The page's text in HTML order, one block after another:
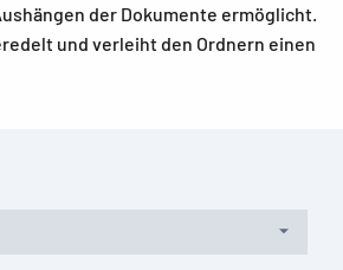
der Dokumente ermöglicht.
und verleiht den Ordnern einen